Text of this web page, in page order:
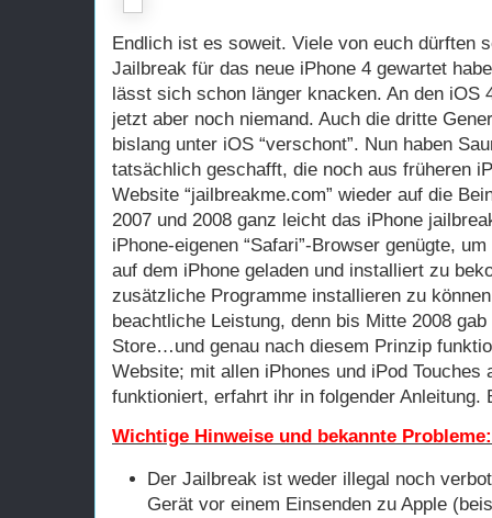
Endlich ist es soweit. Viele von euch dürften
Jailbreak für das neue iPhone 4 gewartet
lässt sich schon länger knacken. An den iOS
jetzt aber noch niemand. Auch die dritte
bislang unter iOS “verschont”. Nun haben
tatsächlich geschafft, die noch aus früheren
Website “jailbreakme.com” wieder auf die
2007 und 2008 ganz leicht das iPhone
iPhone-eigenen “Safari”-Browser genügte,
auf dem iPhone geladen und installiert zu
zusätzliche Programme installieren zu
beachtliche Leistung, denn bis Mitte 2008
Store…und genau nach diesem Prinzip
Website; mit allen iPhones und iPod Touches
funktioniert, erfahrt ihr in folgender Anleitung.
Wichtige Hinweise und bekannte Probleme:
Der Jailbreak ist weder illegal noch
Gerät vor einem Einsenden zu Apple